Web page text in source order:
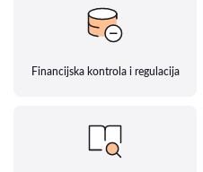
Financijska kontrola i regulacija